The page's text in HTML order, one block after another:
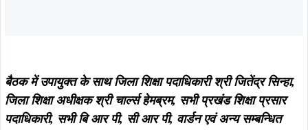
बैठक में उपायुक्त के साथ जिला शिक्षा पदाधिकारी श्री जितेंद्र सिन्हा,
जिला शिक्षा अधीक्षक श्री चार्ल्स हेमब्रम, सभी प्रखंड शिक्षा प्रसार
पदाधिकारी, सभी बि आर पी, सी आर पी, वार्डन एवं अन्य सम्बन्धित